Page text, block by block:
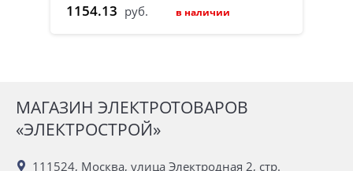
1154.13 руб. в наличии
МАГАЗИН ЭЛЕКТРОТОВАРОВ
«ЭЛЕКТРОСТРОЙ»
111524, Москва, улица Электродная 2, стр.